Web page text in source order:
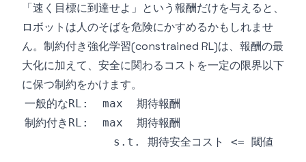
「速く目標に到達せよ」という報酬だけを与えると、
ロボットは人のそばを危険にかすめるかもしれませ
ん。制約付き強化学習(constrained RL)は、報酬の最
大化に加えて、安全に関わるコストを一定の限界以下
に保つ制約をかけます。